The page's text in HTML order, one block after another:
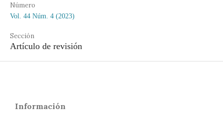
Número
Vol. 44 Núm. 4 (2023)
Sección
Artículo de revisión
Información